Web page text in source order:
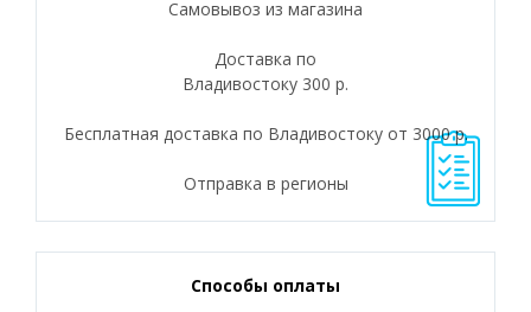
Самовывоз из магазина
Доставка по
Владивостоку 300 р.
Бесплатная доставка по Владивостоку от 3000 р.
Отправка в регионы
Способы оплаты